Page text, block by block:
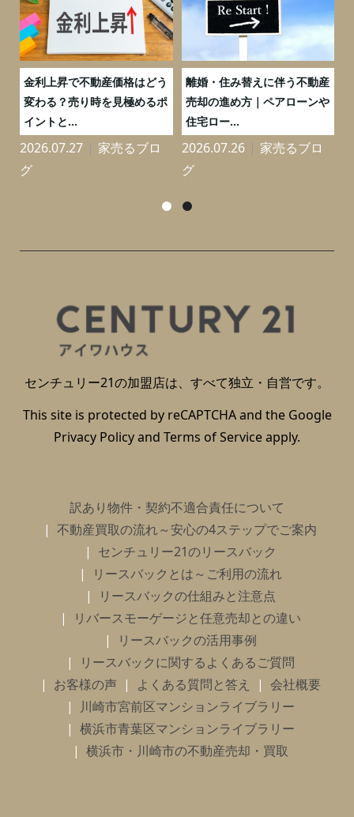
金利上昇で不動産価格はどう
変わる？売り時を見極めるポ
イントと...
2026.07.27
家売るブロ
グ
離婚・住み替えに伴う不動産
売却の進め方｜ペアローンや
住宅ロー...
2026.07.26
家売るブロ
グ
センチュリー21の加盟店は、すべて独立・自営です。
This site is protected by reCAPTCHA and the Google
Privacy Policyand Terms of Serviceapply.
訳あり物件・契約不適合責任について
不動産買取の流れ～安心の4ステップでご案内
センチュリー21のリースバック
リースバックとは～ご利用の流れ
リースバックの仕組みと注意点
リバースモーゲージと任意売却との違い
リースバックの活用事例
リースバックに関するよくあるご質問
お客様の声
よくある質問と答え
会社概要
川崎市宮前区マンションライブラリー
横浜市青葉区マンションライブラリー
横浜市・川崎市の不動産売却・買取